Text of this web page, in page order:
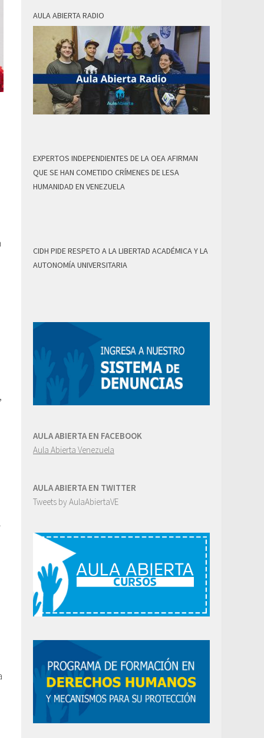
AULA ABIERTA RADIO
EXPERTOS INDEPENDIENTES DE LA OEA AFIRMAN
QUE SE HAN COMETIDO CRÍMENES DE LESA
HUMANIDAD EN VENEZUELA
CIDH PIDE RESPETO A LA LIBERTAD ACADÉMICA Y LA
AUTONOMÍA UNIVERSITARIA
AULA ABIERTA EN FACEBOOK
Aula Abierta Venezuela
AULA ABIERTA EN TWITTER
Tweets by AulaAbiertaVE